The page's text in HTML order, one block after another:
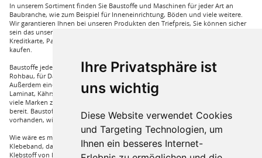
Ihre Privatsphäre ist
uns wichtig
Diese Website verwendet Cookies
und Targeting Technologien, um
Ihnen ein besseres Internet-
In unserem Sortiment finden Sie Baustoffe und Maschinen für jeder Art an
Baubranche, wie zum Beispiel für Inneneinrichtung, Böden und viele weitere.
Wir garantieren Ihnen bei unseren Produkten den Triefpreis, Sie können sicher
sein das unsere Preisangebote die besten sind. Sie können bei uns mit
Kreditkarte, Paypal und auch mit Vorkasse bei uns auf Rechnung Baustoffe
kaufen.
Baustoffe jeder Art die sie für ihren Haus benötigen, wie beispielsweise für den
Rohbau, für Dämmungen für ihr Haus und für den Innenausbau. Wir führen
Außerdem eine große Auswahl an Bodenbelägen wie GUNREBEN Parkett, JOKA
Laminat, Kährs Parkett, Pardor Laminat, PCV Boden der Marke Wefloor und
viele Marken zu Fliesen, hierzu steht unser Service Team aus Fachprofis zur Hilfe
bereit. Baustoffe für den Außenbereich haben wir ebenso in unserem Sortiment
vorhanden, wie Dachfenster, Gartenhäuser und auch diverse Zäune.
Wie wäre es mit Klebstoffe von Uzin, wie zum Beispiel das Aluminium
Klebeband, dass Sie auch bei hoher Hitze einsetzen können oder auch ein
Klebstoff von Bona, dass für verkleben von Massivholzdielen in Einsatz kommt.